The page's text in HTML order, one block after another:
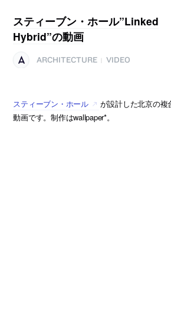
スティーブン・ホール”Linked
Hybrid”の動画
ARCHITECTURE VIDEO
スティーブン・ホール
が設計した北京の複
動画です。制作はwallpaper*。